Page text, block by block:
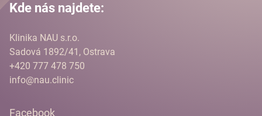
Kde nás najdete:
Klinika NAU s.r.o.
Sadová 1892/41, Ostrava
+420 777 478 750
info@nau.clinic
Facebook